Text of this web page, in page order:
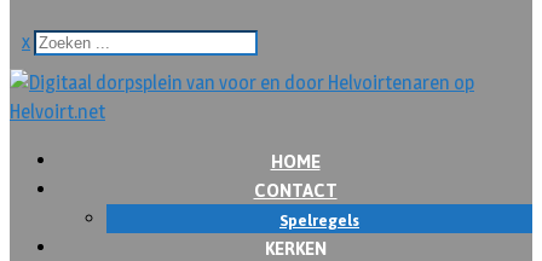
x
HOME
CONTACT
Spelregels
KERKEN